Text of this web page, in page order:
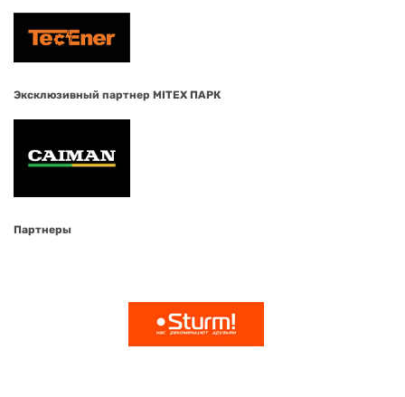
Эксклюзивный партнер MITEX ПАРК
Партнеры